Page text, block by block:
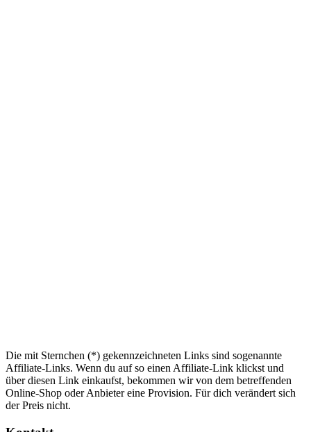
Die mit Sternchen (*) gekennzeichneten Links sind sogenannte
Affiliate-Links. Wenn du auf so einen Affiliate-Link klickst und
über diesen Link einkaufst, bekommen wir von dem betreffenden
Online-Shop oder Anbieter eine Provision. Für dich verändert sich
der Preis nicht.